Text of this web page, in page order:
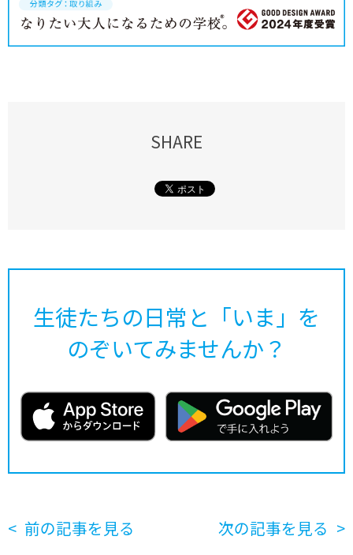
SHARE
生徒たちの日常と「いま」を
のぞいてみませんか？
前の記事を見る 次の記事を見る